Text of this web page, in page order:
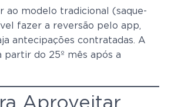
ao modelo tradicional (saque-
fazer a reversão pelo app,
antecipações contratadas. A
partir do 25º mês após a
Aproveitar